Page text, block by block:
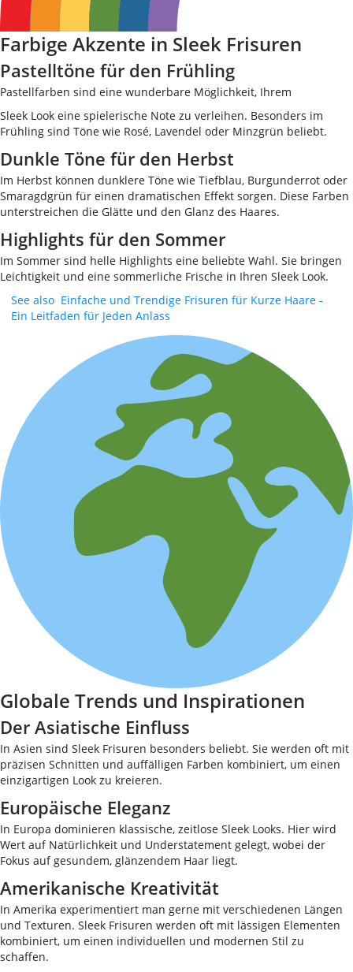
Farbige Akzente in Sleek Frisuren
Pastelltöne für den Frühling
Pastellfarben sind eine wunderbare Möglichkeit, Ihrem
Sleek Look eine spielerische Note zu verleihen. Besonders im
Frühling sind Töne wie Rosé, Lavendel oder Minzgrün beliebt.
Dunkle Töne für den Herbst
Im Herbst können dunklere Töne wie Tiefblau, Burgunderrot oder
Smaragdgrün für einen dramatischen Effekt sorgen. Diese Farben
unterstreichen die Glätte und den Glanz des Haares.
Highlights für den Sommer
Im Sommer sind helle Highlights eine beliebte Wahl. Sie bringen
Leichtigkeit und eine sommerliche Frische in Ihren Sleek Look.
See also Einfache und Trendige Frisuren für Kurze Haare -
Ein Leitfaden für Jeden Anlass
Globale Trends und Inspirationen
Der Asiatische Einfluss
In Asien sind Sleek Frisuren besonders beliebt. Sie werden oft mit
präzisen Schnitten und auffälligen Farben kombiniert, um einen
einzigartigen Look zu kreieren.
Europäische Eleganz
In Europa dominieren klassische, zeitlose Sleek Looks. Hier wird
Wert auf Natürlichkeit und Understatement gelegt, wobei der
Fokus auf gesundem, glänzendem Haar liegt.
Amerikanische Kreativität
In Amerika experimentiert man gerne mit verschiedenen Längen
und Texturen. Sleek Frisuren werden oft mit lässigen Elementen
kombiniert, um einen individuellen und modernen Stil zu
schaffen.